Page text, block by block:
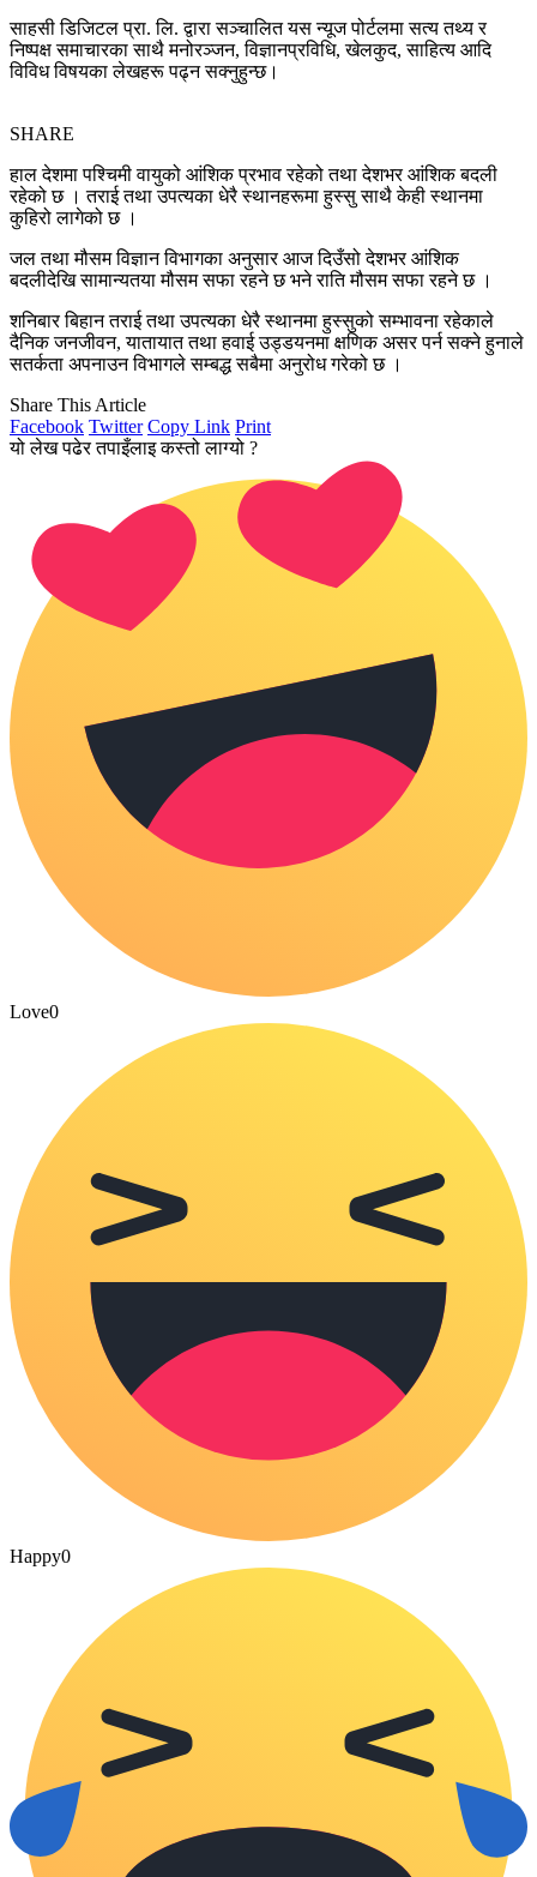
साहसी डिजिटल प्रा. लि. द्वारा सञ्चालित यस न्यूज पोर्टलमा सत्य तथ्य र
निष्पक्ष समाचारका साथै मनोरञ्जन, विज्ञानप्रविधि, खेलकुद, साहित्य आदि
विविध विषयका लेखहरू पढ्न सक्नुहुन्छ।
SHARE
हाल देशमा पश्चिमी वायुको आंशिक प्रभाव रहेको तथा देशभर आंशिक बदली
रहेको छ । तराई तथा उपत्यका धेरै स्थानहरूमा हुस्सु साथै केही स्थानमा
कुहिरो लागेको छ ।
जल तथा मौसम विज्ञान विभागका अनुसार आज दिउँसो देशभर आंशिक
बदलीदेखि सामान्यतया मौसम सफा रहने छ भने राति मौसम सफा रहने छ ।
शनिबार बिहान तराई तथा उपत्यका धेरै स्थानमा हुस्सुको सम्भावना रहेकाले
दैनिक जनजीवन, यातायात तथा हवाई उड्डयनमा क्षणिक असर पर्न सक्ने हुनाले
सतर्कता अपनाउन विभागले सम्बद्ध सबैमा अनुरोध गरेको छ ।
Share This Article
Facebook Twitter Copy Link Print
यो लेख पढेर तपाइँलाइ कस्तो लाग्यो ?
Love0
Happy0